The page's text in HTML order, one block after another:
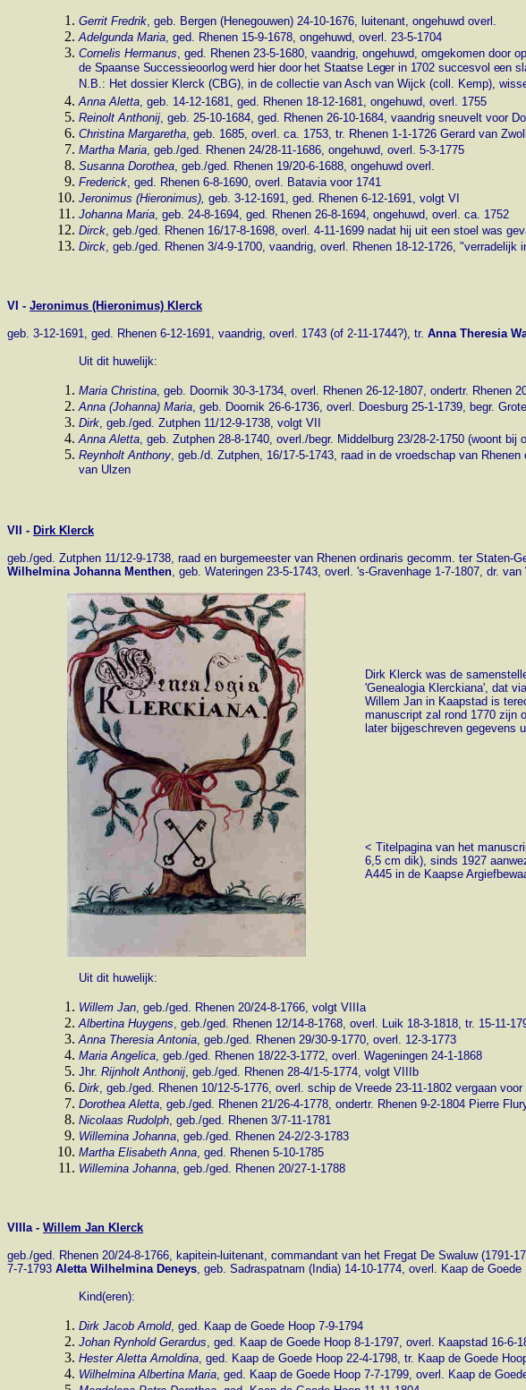
Gerrit Fredrik, geb. Bergen (Henegouwen) 24-10-1676, luitenant, ongehuwd overl.
Adelgunda Maria, ged. Rhenen 15-9-1678, ongehuwd, overl. 23-5-1704
Cornelis Hermanus, ged. Rhenen 23-5-1680, vaandrig, ongehuwd, omgekomen door
de Spaanse Successieoorlog werd hier door het Staatse Leger in 1702 succesvol een
N.B.: Het dossier Klerck (CBG), in de collectie van Asch van Wijck (coll. Kemp),
Anna Aletta, geb. 14-12-1681, ged. Rhenen 18-12-1681, ongehuwd, overl. 1755
Reinolt Anthonij, geb. 25-10-1684, ged. Rhenen 26-10-1684, vaandrig sneuvelt voor
Christina Margaretha, geb. 1685, overl. ca. 1753, tr. Rhenen 1-1-1726 Gerard van
Martha Maria, geb./ged. Rhenen 24/28-11-1686, ongehuwd, overl. 5-3-1775
Susanna Dorothea, geb./ged. Rhenen 19/20-6-1688, ongehuwd overl.
Frederick, ged. Rhenen 6-8-1690, overl. Batavia voor 1741
Jeronimus (Hieronimus), geb. 3-12-1691, ged. Rhenen 6-12-1691, volgt VI
Johanna Maria, geb. 24-8-1694, ged. Rhenen 26-8-1694, ongehuwd, overl. ca. 1752
Dirck, geb./ged. Rhenen 16/17-8-1698, overl. 4-11-1699 nadat hij uit een stoel was
Dirck, geb./ged. Rhenen 3/4-9-1700, vaandrig, overl. Rhenen 18-12-1726,
VI - Jeronimus (Hieronimus) Klerck
geb. 3-12-1691, ged. Rhenen 6-12-1691, vaandrig, overl. 1743 (of 2-11-1744?), tr. Anna Theresia
Uit dit huwelijk:
Maria Christina, geb. Doornik 30-3-1734, overl. Rhenen 26-12-1807, ondertr. Rhenen
Anna (Johanna) Maria, geb. Doornik 26-6-1736, overl. Doesburg 25-1-1739, begr.
Dirk, geb./ged. Zutphen 11/12-9-1738, volgt VII
Anna Aletta, geb. Zutphen 28-8-1740, overl./begr. Middelburg 23/28-2-1750 (woont bij
Reynholt Anthony, geb./d. Zutphen, 16/17-5-1743, raad in de vroedschap van
van Ulzen
VII - Dirk Klerck
geb./ged. Zutphen 11/12-9-1738, raad en burgemeester van Rhenen ordinaris gecomm. ter
Wilhelmina Johanna Menthen, geb. Wateringen 23-5-1743, overl. 's-Gravenhage 1-7-1807, dr.
Dirk Klerck was de
'Genealogia Klerckiana', dat
Willem Jan in Kaapstad is
manuscript zal rond 1770 zijn
later bijgeschreven gegevens
< Titelpagina van het
6,5 cm dik), sinds 1927
A445 in de Kaapse
Uit dit huwelijk:
Willem Jan, geb./ged. Rhenen 20/24-8-1766, volgt VIIIa
Albertina Huygens, geb./ged. Rhenen 12/14-8-1768, overl. Luik 18-3-1818, tr. 15-11-
Anna Theresia Antonia, geb./ged. Rhenen 29/30-9-1770, overl. 12-3-1773
Maria Angelica, geb./ged. Rhenen 18/22-3-1772, overl. Wageningen 24-1-1868
Jhr. Rijnholt Anthonij, geb./ged. Rhenen 28-4/1-5-1774, volgt VIIIb
Dirk, geb./ged. Rhenen 10/12-5-1776, overl. schip de Vreede 23-11-1802 vergaan
Dorothea Aletta, geb./ged. Rhenen 21/26-4-1778, ondertr. Rhenen 9-2-1804 Pierre
Nicolaas Rudolph, geb./ged. Rhenen 3/7-11-1781
Willemina Johanna, geb./ged. Rhenen 24-2/2-3-1783
Martha Elisabeth Anna, ged. Rhenen 5-10-1785
Willemina Johanna, geb./ged. Rhenen 20/27-1-1788
VIIIa - Willem Jan Klerck
geb./ged. Rhenen 20/24-8-1766, kapitein-luitenant, commandant van het Fregat De Swaluw
7-7-1793 Aletta Wilhelmina Deneys, geb. Sadraspatnam (India) 14-10-1774, overl. Kaap de
Kind(eren):
Dirk Jacob Arnold, ged. Kaap de Goede Hoop 7-9-1794
Johan Rynhold Gerardus, ged. Kaap de Goede Hoop 8-1-1797, overl. Kaapstad 16-6-
Hester Aletta Arnoldina, ged. Kaap de Goede Hoop 22-4-1798, tr. Kaap de Goede
Wilhelmina Albertina Maria, ged. Kaap de Goede Hoop 7-7-1799, overl. Kaap de